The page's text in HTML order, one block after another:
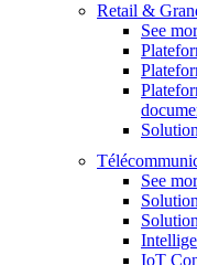
Retail &
See
See
IoT